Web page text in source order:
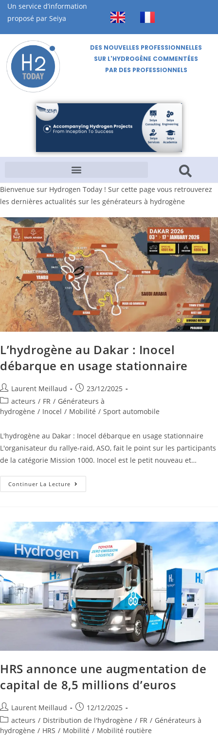
Un service d’information
proposé par Seiya
DES NOUVELLES PROFESSIONNELLES
SUR L'HYDROGÈNE COMMENTÉES
PAR DES PROFESSIONNELS
Bienvenue sur Hydrogen Today ! Sur cette page vous retrouverez
les dernières actualités sur les générateurs à hydrogène
L’hydrogène au Dakar : Inocel
débarque en usage stationnaire
Laurent Meillaud
23/12/2025
acteurs / FR / Générateurs à
hydrogène / Inocel / Mobilité / Sport automobile
L'hydrogène au Dakar : Inocel débarque en usage stationnaire
L'organisateur du rallye-raid, ASO, fait le point sur les participants
de la catégorie Mission 1000. Inocel est le petit nouveau et…
Continuer La Lecture
HRS annonce une augmentation de
capital de 8,5 millions d’euros
Laurent Meillaud
12/12/2025
acteurs / Distribution de l'hydrogène / FR / Générateurs à
hydrogène / HRS / Mobilité / Mobilité routière